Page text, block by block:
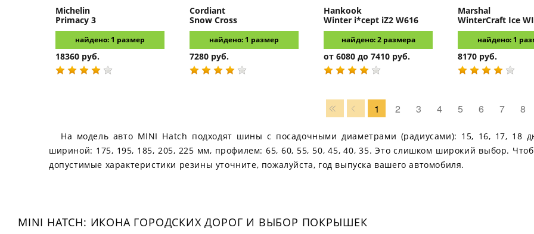
Michelin
Primacy 3
найдено: 1 размер
18360 руб.
Cordiant
Snow Cross
найдено: 1 размер
7280 руб.
Hankook
Winter i*cept iZ2 W616
найдено: 2 размера
от 6080 до 7410 руб.
Marshal
WinterCraft Ice
найдено: 1
8170 руб.
1 2 3 4 5 6 7 8
На модель авто MINI Hatch подходят шины с посадочными диаметрами (радиусами): 15, 16, 17, 18
шириной: 175, 195, 185, 205, 225 мм, профилем: 65, 60, 55, 50, 45, 40, 35. Это слишком широкий выбор.
допустимые характеристики резины уточните, пожалуйста, год выпуска вашего автомобиля.
MINI HATCH: ИКОНА ГОРОДСКИХ ДОРОГ И ВЫБОР ПОКРЫШЕК